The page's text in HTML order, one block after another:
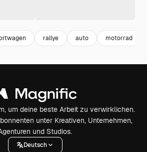
rallye auto motorrad
um deine beste Arbeit zu verwirklichen.
unter Kreativen, Unternehmen,
und Studios.
Deutsch